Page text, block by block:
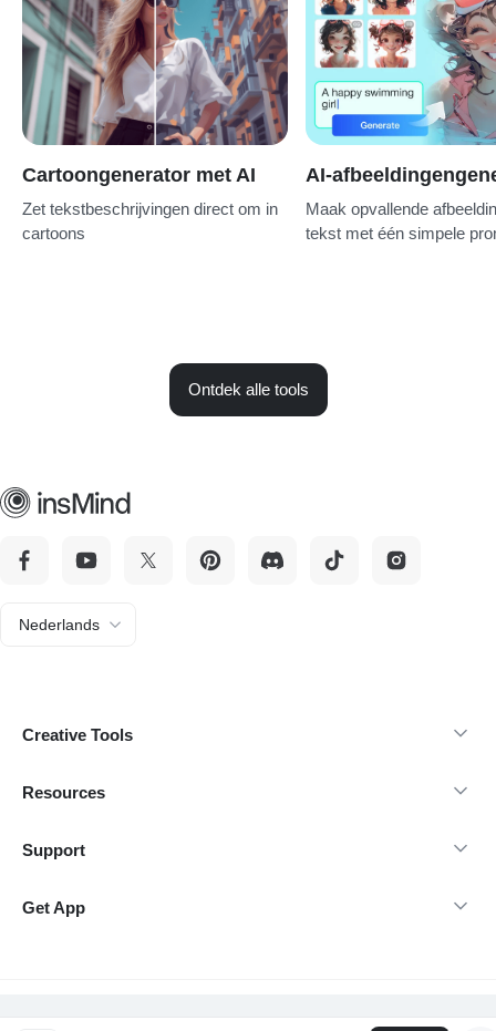
Cartoongenerator met AI
Zet tekstbeschrijvingen direct om in
cartoons
AI-
Maak opvallende
tekst met één simpele
Ontdek alle tools
Nederlands
Creative Tools
Resources
Support
Get App